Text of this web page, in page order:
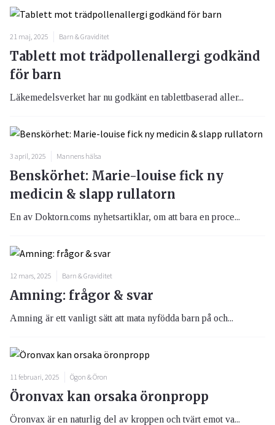
21 maj, 2025 Barn & Graviditet
Tablett mot trädpollenallergi godkänd
för barn
Läkemedelsverket har nu godkänt en tablettbaserad aller...
3 april, 2025 Mannens hälsa
Benskörhet: Marie-louise fick ny
medicin & slapp rullatorn
En av Doktorn.coms nyhetsartiklar, om att bara en proce...
12 mars, 2025 Barn & Graviditet
Amning: frågor & svar
Amning är ett vanligt sätt att mata nyfödda barn på och...
11 februari, 2025 Ögon & Öron
Öronvax kan orsaka öronpropp
Öronvax är en naturlig del av kroppen och tvärt emot va...